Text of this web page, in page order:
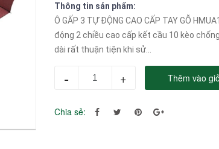
Thông tin sản phẩm:
Ô GẤP 3 TỰ ĐỘNG CAO CẤP TAY GỖ
động 2 chiều cao cấp kết cầu 10 kèo
dài rất thuận tiện khi sử...
- + Thêm vào
Chia sẻ: